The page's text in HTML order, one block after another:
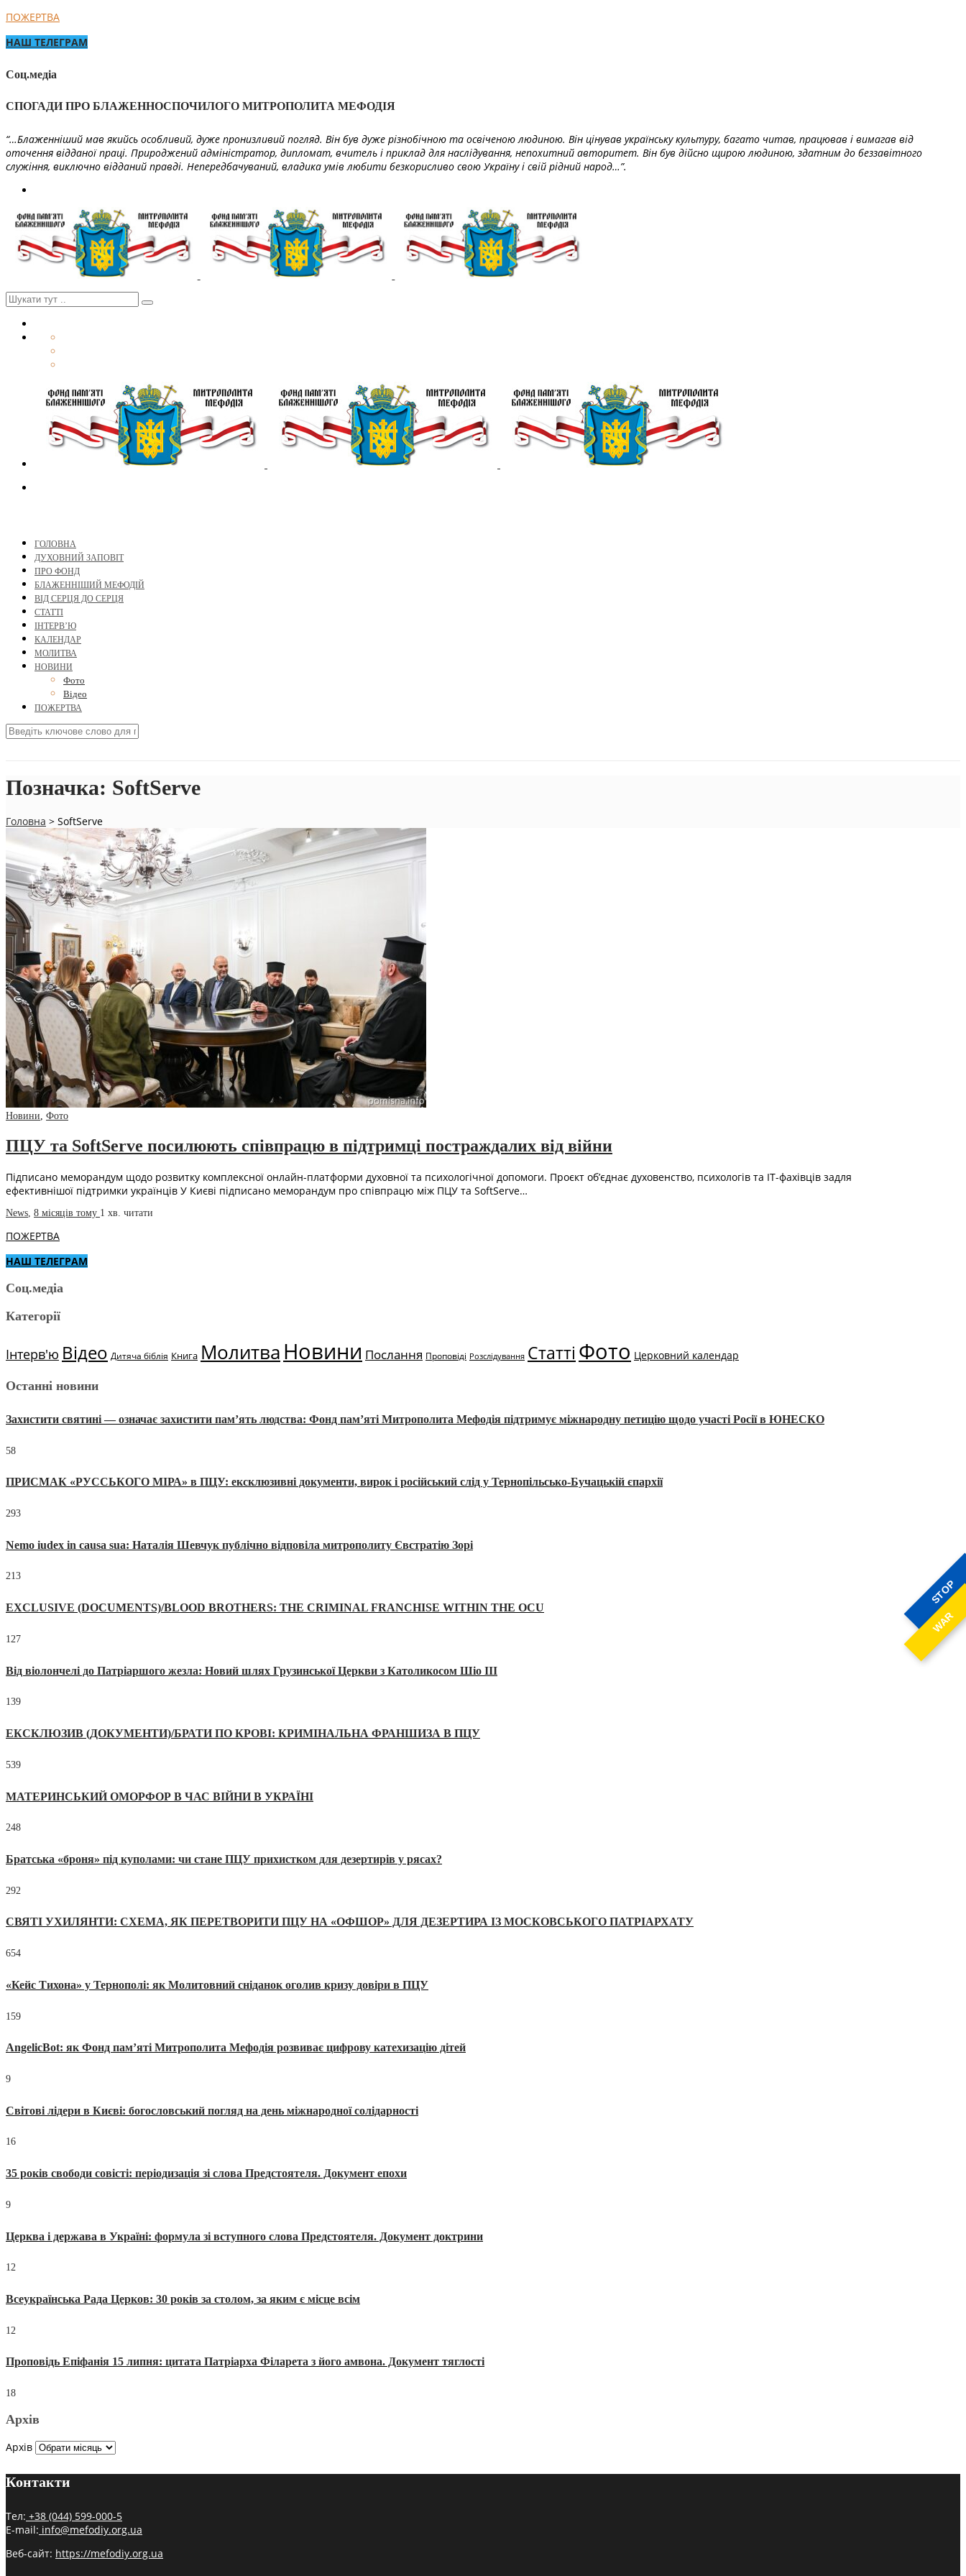
STOP
WAR
ПОЖЕРТВА
НАШ ТЕЛЕГРАМ
Соц.медіа
СПОГАДИ ПРО БЛАЖЕННОСПОЧИЛОГО МИТРОПОЛИТА МЕФОДІЯ
“…Блаженніший мав якийсь особливий, дуже пронизливий погляд. Він був дуже різнобічною та освіченою людиною. Він цінував українську культуру, багато читав, працював і вимагав від
оточення відданої праці. Природжений адміністратор, дипломат, вчитель і приклад для наслідування, непохитний авторитет. Він був дійсно щирою людиною, здатним до беззавітного
служіння, виключно відданий правді. Непередбачуваний, владика умів любити безкорисливо свою Україну і свій рідний народ…”.
ГОЛОВНА
ДУХОВНИЙ ЗАПОВІТ
ПРО ФОНД
БЛАЖЕННІШИЙ МЕФОДІЙ
ВІД СЕРЦЯ ДО СЕРЦЯ
СТАТТІ
ІНТЕРВ’Ю
КАЛЕНДАР
МОЛИТВА
НОВИНИ
Фото
Відео
ПОЖЕРТВА
Позначка: SoftServe
Головна > SoftServe
Новини, Фото
ПЦУ та SoftServe посилюють співпрацю в підтримці постраждалих від війни
Підписано меморандум щодо розвитку комплексної онлайн-платформи духовної та психологічної допомоги. Проєкт об’єднає духовенство, психологів та ІТ-фахівців задля
ефективнішої підтримки українців У Києві підписано меморандум про співпрацю між ПЦУ та SoftServe…
News, 8 місяців тому 1 хв. читати
ПОЖЕРТВА
НАШ ТЕЛЕГРАМ
Соц.медіа
Категорії
Інтерв'ю Відео Дитяча біблія Книга МолитваНовини Послання Проповіді Розслідування Статті Фото Церковний календар
Останні новини
Захистити святині — означає захистити пам’ять людства: Фонд пам’яті Митрополита Мефодія підтримує міжнародну петицію щодо участі Росії в ЮНЕСКО
58
ПРИСМАК «РУССЬКОГО МІРА» в ПЦУ: ексклюзивні документи, вирок і російський слід у Тернопільсько-Бучацькій єпархії
293
Nemo iudex in causa sua: Наталія Шевчук публічно відповіла митрополиту Євстратію Зорі
213
EXCLUSIVE (DOCUMENTS)/BLOOD BROTHERS: THE CRIMINAL FRANCHISE WITHIN THE OCU
127
Від віолончелі до Патріаршого жезла: Новий шлях Грузинської Церкви з Католикосом Шіо III
139
ЕКСКЛЮЗИВ (ДОКУМЕНТИ)/БРАТИ ПО КРОВІ: КРИМІНАЛЬНА ФРАНШИЗА В ПЦУ
539
МАТЕРИНСЬКИЙ ОМОРФОР В ЧАС ВІЙНИ В УКРАЇНІ
248
Братська «броня» під куполами: чи стане ПЦУ прихистком для дезертирів у рясах?
292
СВЯТІ УХИЛЯНТИ: СХЕМА, ЯК ПЕРЕТВОРИТИ ПЦУ НА «ОФШОР» ДЛЯ ДЕЗЕРТИРА ІЗ МОСКОВСЬКОГО ПАТРІАРХАТУ
654
«Кейс Тихона» у Тернополі: як Молитовний сніданок оголив кризу довіри в ПЦУ
159
AngelicBot: як Фонд пам’яті Митрополита Мефодія розвиває цифрову катехизацію дітей
9
Світові лідери в Києві: богословський погляд на день міжнародної солідарності
16
35 років свободи совісті: періодизація зі слова Предстоятеля. Документ епохи
9
Церква і держава в Україні: формула зі вступного слова Предстоятеля. Документ доктрини
12
Всеукраїнська Рада Церков: 30 років за столом, за яким є місце всім
12
Проповідь Епіфанія 15 липня: цитата Патріарха Філарета з його амвона. Документ тяглості
18
Архів
Архів
Контакти
Тел: +38 (044) 599-000-5
E-mail: info@mefodiy.org.ua
Веб-сайт: https://mefodiy.org.ua